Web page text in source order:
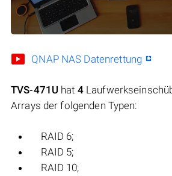
QNAP NAS Datenrettung
TVS-471U hat 4
Arrays der folgenden Typen:
RAID 6;
RAID 5;
RAID 10;